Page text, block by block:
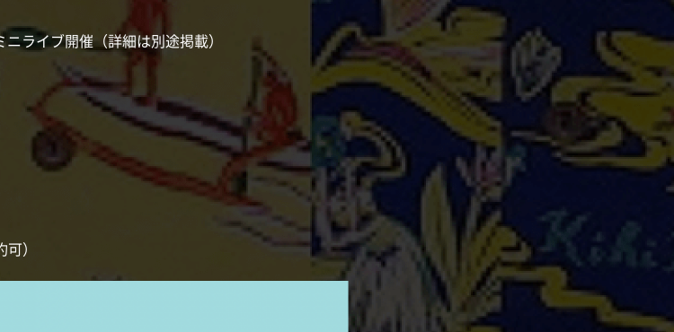
ライブ開催（詳細は別途掲載）
）